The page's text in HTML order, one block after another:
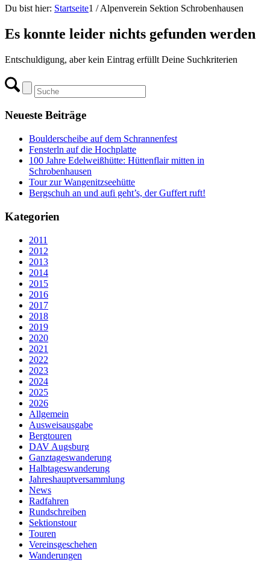
Du bist hier: Startseite1 / Alpenverein Sektion Schrobenhausen
Es konnte leider nichts gefunden werden
Entschuldigung, aber kein Eintrag erfüllt Deine Suchkriterien
Neueste Beiträge
Boulderscheibe auf dem Schrannenfest
Fensterln auf die Hochplatte
100 Jahre Edelweißhütte: Hüttenflair mitten in
Schrobenhausen
Tour zur Wangenitzseehütte
Bergschuh an und aufi geht’s, der Guffert ruft!
Kategorien
2011
2012
2013
2014
2015
2016
2017
2018
2019
2020
2021
2022
2023
2024
2025
2026
Allgemein
Ausweisausgabe
Bergtouren
DAV Augsburg
Ganztageswanderung
Halbtageswanderung
Jahreshauptversammlung
News
Radfahren
Rundschreiben
Sektionstour
Touren
Vereinsgeschehen
Wanderungen